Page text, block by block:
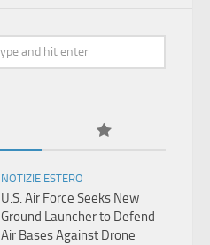
NOTIZIE ESTERO
U.S. Air Force Seeks New
Ground Launcher to Defend
Air Bases Against Drone